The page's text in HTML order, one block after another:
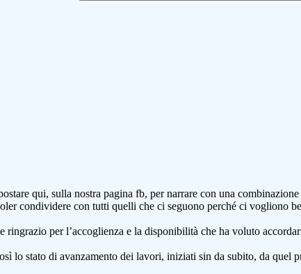
qui, sulla nostra pagina fb, per narrare con una
condividere con tutti quelli che ci seguono perché ci vogliono
per l’accoglienza e la disponibilità che ha voluto
lo stato di avanzamento dei lavori, iniziati sin da subito, da quel